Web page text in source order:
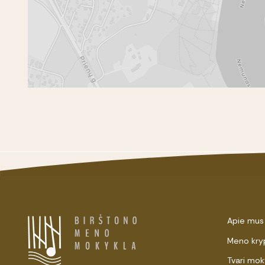
Apie mus
Meno
Tvari